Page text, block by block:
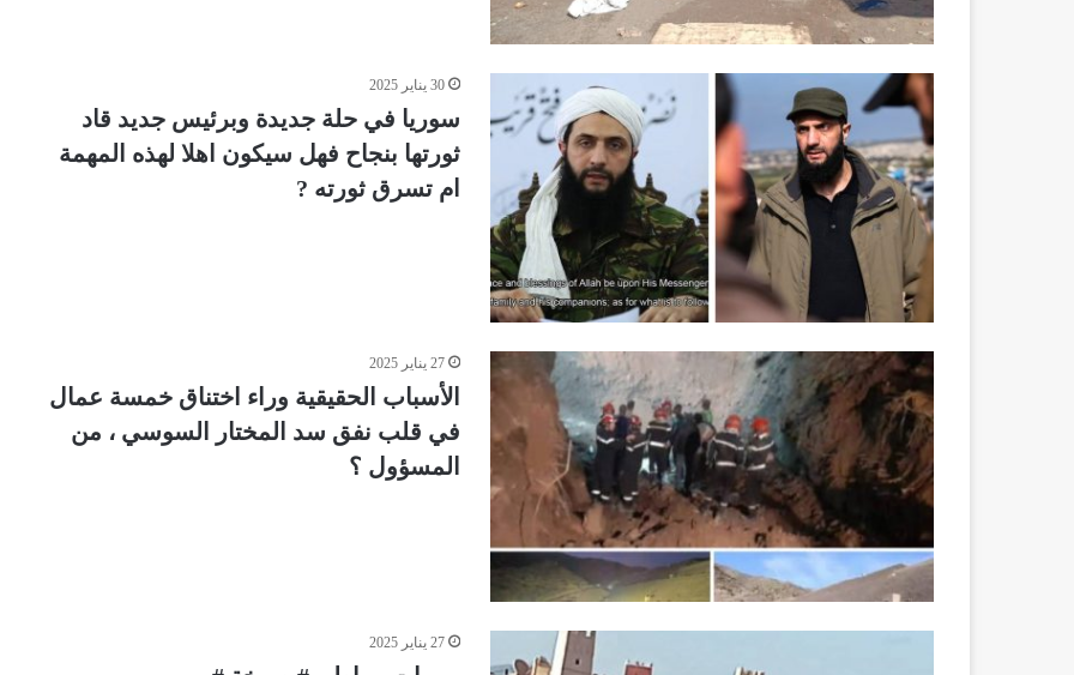
30 يناير 2025
سوريا في حلة جديدة وبرئيس جديد قاد
ثورتها بنجاح فهل سيكون اهلا لهذه المهمة
ام تسرق ثورته ?
27 يناير 2025
الأسباب الحقيقية وراء اختناق خمسة عمال
في قلب نفق سد المختار السوسي ، من
المسؤول ؟
27 يناير 2025